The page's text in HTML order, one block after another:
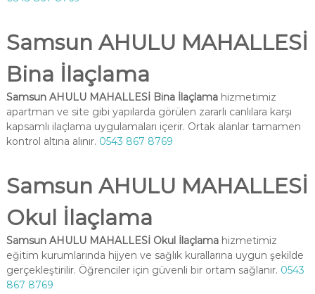
Samsun AHULU MAHALLESİ
Bina İlaçlama
Samsun AHULU MAHALLESİ Bina İlaçlamahizmetimiz
apartman ve site gibi yapılarda görülen zararlı canlılara karşı
kapsamlı ilaçlama uygulamaları içerir. Ortak alanlar tamamen
kontrol altına alınır. 0543 867 8769
Samsun AHULU MAHALLESİ
Okul İlaçlama
Samsun AHULU MAHALLESİ Okul İlaçlamahizmetimiz
eğitim kurumlarında hijyen ve sağlık kurallarına uygun şekilde
gerçekleştirilir. Öğrenciler için güvenli bir ortam sağlanır. 0543
867 8769